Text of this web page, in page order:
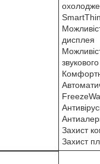
дисплея
Захист
Захист